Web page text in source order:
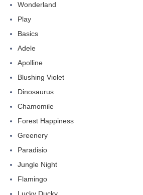
Wonderland
Play
Basics
Adele
Apolline
Blushing Violet
Dinosaurus
Chamomile
Forest Happiness
Greenery
Paradisio
Jungle Night
Flamingo